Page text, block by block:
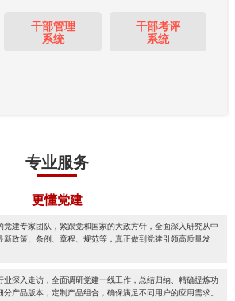
干部管理
系统
干部考评
系统
专业服务
更懂党建
党建专家团队，紧跟党和国家的大政方针，全面深入研究从中
新政策、条例、章程、规范等，真正做到党建引领高质量发
业深入走访，全面调研党建一线工作，总结归纳、精确提炼功
分产品版本，定制产品组合，确保满足不同用户的应用需求。